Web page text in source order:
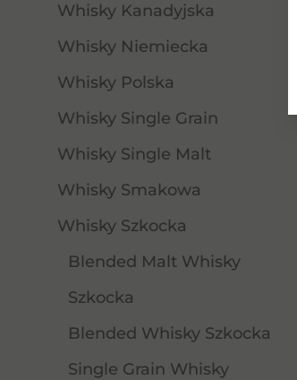
Whisky Kanadyjska
Whisky Niemiecka
Whisky Polska
Whisky Single Grain
Whisky Single Malt
Whisky Smakowa
Whisky Szkocka
Blended Malt Whisky
Szkocka
Blended Whisky Szkocka
Single Grain Whisky
Dodaj do koszyka